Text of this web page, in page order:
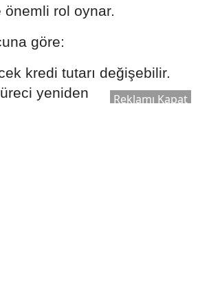
rol oynar.
göre:
kredi tutarı değişebilir.
yeniden
Reklamı Kapat